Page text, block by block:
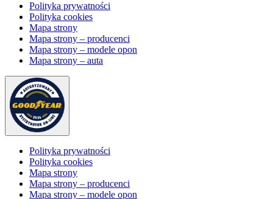
Polityka prywatności
Polityka cookies
Mapa strony
Mapa strony – producenci
Mapa strony – modele opon
Mapa strony – auta
Polityka prywatności
Polityka cookies
Mapa strony
Mapa strony – producenci
Mapa strony – modele opon